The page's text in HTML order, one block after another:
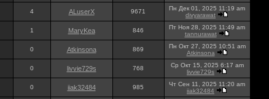
4 ALuserX 9671
Пн Дек 01, 2025 11:19 am
divyarawat
1 MaryKea 846
Пт Ноя 28, 2025 11:49 am
tannurawat
0 Atkinsona 869
Пн Окт 27, 2025 10:51 am
Atkinsona
0 livvie729s 768
Ср Окт 15, 2025 6:17 am
livvie729s
0 iiak32484 985
Чт Сен 11, 2025 11:20 am
iiak32484